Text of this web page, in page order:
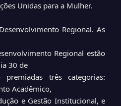
Unidas para a Mulher.
Regional. As
Regional estão
30 de
três categorias:
Acadêmico,
e Gestão Institucional, e